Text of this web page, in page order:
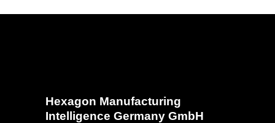
Hexagon Manufacturing
Intelligence Germany GmbH